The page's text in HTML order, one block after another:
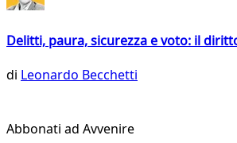
Delitti, paura, sicurezza e voto: il
di Leonardo Becchetti
Abbonati ad Avvenire